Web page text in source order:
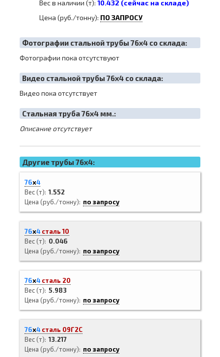
Вес в наличии (т): 10.432 (сейчас на складе)
Цена (руб./тонну): ПО ЗАПРОСУ
Фотографии стальной трубы 76х4 со склада:
Фотографии пока отсутствуют
Видео стальной трубы 76х4 со склада:
Видео пока отсутствует
Cтальная труба 76х4 мм.:
Описание отсутствует
Другие трубы 76x4:
76х4
Вес (т) 1.552
Цена (руб./тонну)
по запросу
76х4 сталь 10
Вес (т)
0.046
Цена (руб./тонну)
по запросу
76х4 сталь 20
Вес (т) 5.983
Цена (руб./тонну)
по запросу
76х4 сталь 09Г2С
Вес (т) 13.217
Цена (руб./тонну)
по запросу